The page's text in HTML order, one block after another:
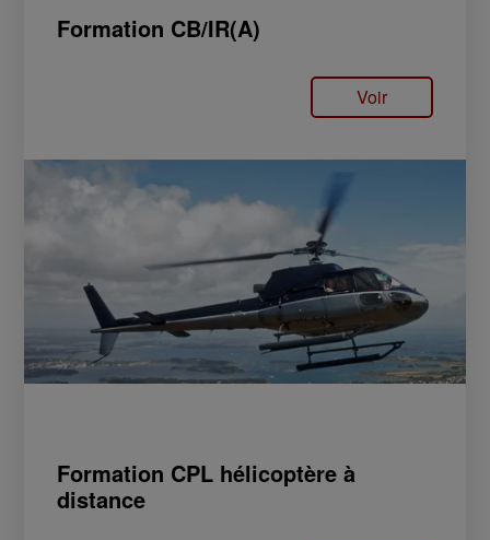
Formation CB/IR(A)
Voir
Formation CPL hélicoptère à
distance